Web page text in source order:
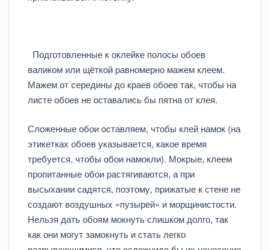
Подготовленные к оклейке полосы обоев
валиком или щёткой равномерно мажем клеем.
Мажем от середины до краев обоев так, чтобы на
листе обоев не оставались бы пятна от клея.
Сложенные обои оставляем, чтобы клей намок (на
этикетках обоев указывается, какое время
требуется, чтобы обои намокли). Мокрые, клеем
пропитанные обои растягиваются, а при
высыхании садятся, поэтому, прижатые к стене не
создают воздушных «пузырей» и морщинистости.
Нельзя дать обоям мокнуть слишком долго, так
как они могут замокнуть и стать легко